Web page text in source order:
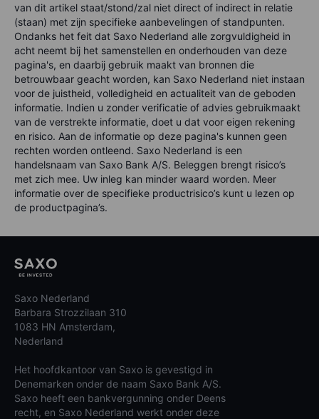
van dit artikel staat/stond/zal niet direct of indirect in relatie
(staan) met zijn specifieke aanbevelingen of standpunten.
Ondanks het feit dat Saxo Nederland alle zorgvuldigheid in
acht neemt bij het samenstellen en onderhouden van deze
pagina's, en daarbij gebruik maakt van bronnen die
betrouwbaar geacht worden, kan Saxo Nederland niet instaan
voor de juistheid, volledigheid en actualiteit van de geboden
informatie. Indien u zonder verificatie of advies gebruikmaakt
van de verstrekte informatie, doet u dat voor eigen rekening
en risico. Aan de informatie op deze pagina's kunnen geen
rechten worden ontleend. Saxo Nederland is een
handelsnaam van Saxo Bank A/S. Beleggen brengt risico’s
met zich mee. Uw inleg kan minder waard worden. Meer
informatie over de specifieke productrisico’s kunt u lezen op
de productpagina’s.
Saxo Nederland
Barbara Strozzilaan 310
1083 HN Amsterdam,
Nederland
Het hoofdkantoor van Saxo is gevestigd in
Denemarken onder de naam Saxo Bank A/S.
Saxo heeft een bankvergunning onder Deens
recht, en Saxo Nederland werkt onder deze